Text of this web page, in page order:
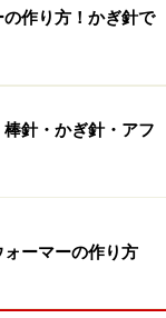
作り方！かぎ針で
針・かぎ針・アフ
ーマーの作り方